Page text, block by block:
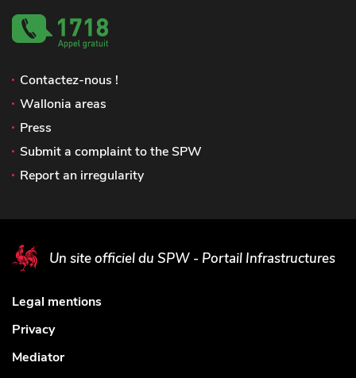
Contactez-nous !
Wallonia areas
Press
Submit a complaint to the SPW
Report an irregularity
Un site officiel du SPW - Portail Infrastructures
Legal mentions
Privacy
Mediator